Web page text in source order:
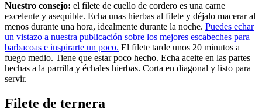
Nuestro consejo: el filete de cuello de cordero es una carne
excelente y asequible. Echa unas hierbas al filete y déjalo macerar al
menos durante una hora, idealmente durante la noche. Puedes echar
un vistazo a nuestra publicación sobre los mejores escabeches para
barbacoas e inspirarte un poco. El filete tarde unos 20 minutos a
fuego medio. Tiene que estar poco hecho. Echa aceite en las partes
hechas a la parrilla y échales hierbas. Corta en diagonal y listo para
servir.
Filete de ternera